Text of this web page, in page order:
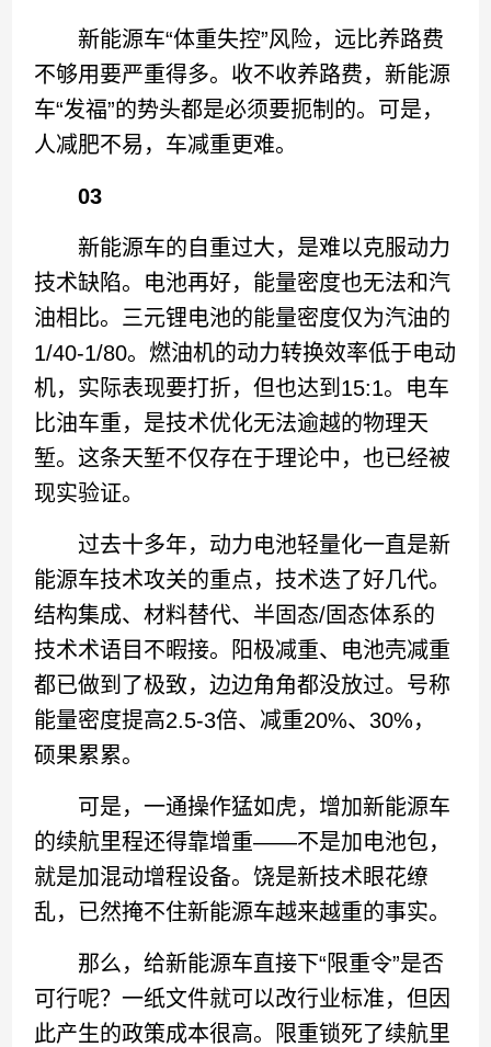
新能源车“体重失控”风险，远比养路费
不够用要严重得多。收不收养路费，新能源
车“发福”的势头都是必须要扼制的。可是，
人减肥不易，车减重更难。
03
新能源车的自重过大，是难以克服动力
技术缺陷。电池再好，能量密度也无法和汽
油相比。三元锂电池的能量密度仅为汽油的
1/40-1/80。燃油机的动力转换效率低于电动
机，实际表现要打折，但也达到15:1。电车
比油车重，是技术优化无法逾越的物理天
堑。这条天堑不仅存在于理论中，也已经被
现实验证。
过去十多年，动力电池轻量化一直是新
能源车技术攻关的重点，技术迭了好几代。
结构集成、材料替代、半固态/固态体系的
技术术语目不暇接。阳极减重、电池壳减重
都已做到了极致，边边角角都没放过。号称
能量密度提高2.5-3倍、减重20%、30%，
硕果累累。
可是，一通操作猛如虎，增加新能源车
的续航里程还得靠增重——不是加电池包，
就是加混动增程设备。饶是新技术眼花缭
乱，已然掩不住新能源车越来越重的事实。
那么，给新能源车直接下“限重令”是否
可行呢？一纸文件就可以改行业标准，但因
此产生的政策成本很高。限重锁死了续航里